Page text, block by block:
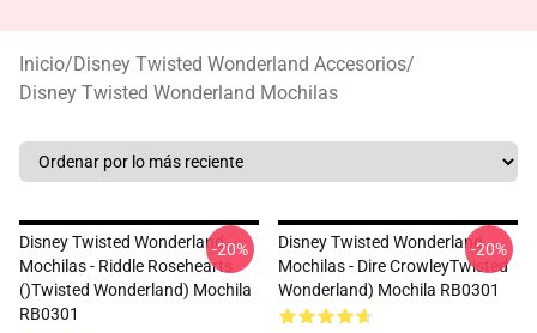
Inicio/Disney Twisted Wonderland Accesorios/
Disney Twisted Wonderland Mochilas
Disney Twisted Wonderland
Mochilas - Riddle Rosehearts
()Twisted Wonderland) Mochila
RB0301
-20%
Disney Twisted Wonderland
Mochilas - Dire CrowleyTwisted
Wonderland) Mochila RB0301
-20%